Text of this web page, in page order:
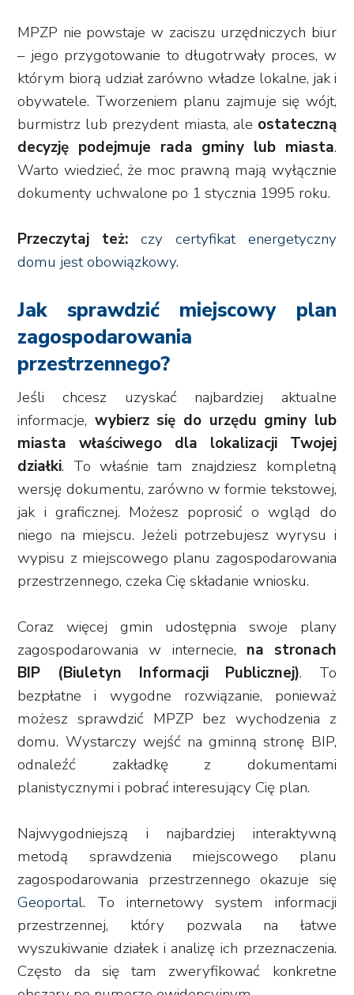
MPZP nie powstaje w zaciszu urzędniczych biur
– jego przygotowanie to długotrwały proces, w
którym biorą udział zarówno władze lokalne, jak i
obywatele. Tworzeniem planu zajmuje się wójt,
burmistrz lub prezydent miasta, ale ostateczną
decyzję podejmuje rada gminy lub miasta.
Warto wiedzieć, że moc prawną mają wyłącznie
dokumenty uchwalone po 1 stycznia 1995 roku.
Przeczytaj też:
czy certyfikat energetyczny
domu jest obowiązkowy.
Jak sprawdzić miejscowy plan
zagospodarowania
przestrzennego?
Jeśli chcesz uzyskać najbardziej aktualne
informacje, wybierz się do urzędu gminy lub
miasta właściwego dla lokalizacji Twojej
działki. To właśnie tam znajdziesz kompletną
wersję dokumentu, zarówno w formie tekstowej,
jak i graficznej. Możesz poprosić o wgląd do
niego na miejscu. Jeżeli potrzebujesz wyrysu i
wypisu z miejscowego planu zagospodarowania
przestrzennego, czeka Cię składanie wniosku.
Coraz więcej gmin udostępnia swoje plany
zagospodarowania w internecie, na stronach
BIP (Biuletyn Informacji Publicznej). To
bezpłatne i wygodne rozwiązanie, ponieważ
możesz sprawdzić MPZP bez wychodzenia z
domu. Wystarczy wejść na gminną stronę BIP,
odnaleźć zakładkę z dokumentami
planistycznymi i pobrać interesujący Cię plan.
Najwygodniejszą i najbardziej interaktywną
metodą sprawdzenia miejscowego planu
zagospodarowania przestrzennego okazuje się
Geoportal. To internetowy system informacji
przestrzennej, który pozwala na łatwe
wyszukiwanie działek i analizę ich przeznaczenia.
Często da się tam zweryfikować konkretne